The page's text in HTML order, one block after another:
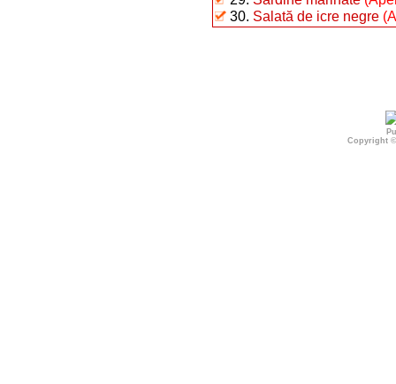
30. Salată de icre negre
Copyright